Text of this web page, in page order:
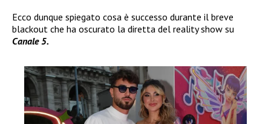
Ecco dunque spiegato cosa è successo durante il breve
blackout che ha oscurato la diretta del reality show su
Canale 5.